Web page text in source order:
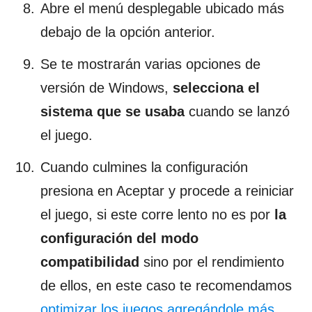
Abre el menú desplegable ubicado más
debajo de la opción anterior.
Se te mostrarán varias opciones de
versión de Windows, selecciona el
sistema que se usaba cuando se lanzó
el juego.
Cuando culmines la configuración
presiona en Aceptar y procede a reiniciar
el juego, si este corre lento no es por la
configuración del modo
compatibilidad sino por el rendimiento
de ellos, en este caso te recomendamos